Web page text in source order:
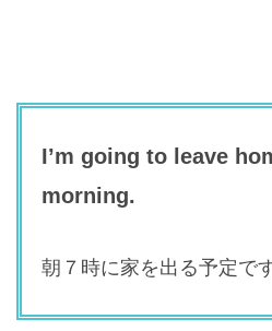
I’m going to leave
morning.
朝７時に家を出る予定です